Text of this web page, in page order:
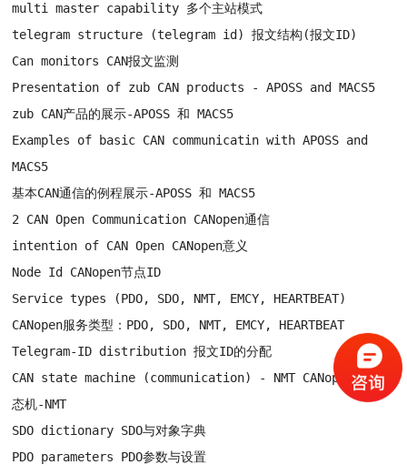
multi master capability 多个主站模式
telegram structure (telegram id) 报文结构(报文ID)
Can monitors CAN报文监测
Presentation of zub CAN products - APOSS and MACS5
zub CAN产品的展示-APOSS 和 MACS5
Examples of basic CAN communicatin with APOSS and
MACS5
基本CAN通信的例程展示-APOSS 和 MACS5
2 CAN Open Communication CANopen通信
intention of CAN Open CANopen意义
Node Id CANopen节点ID
Service types (PDO, SDO, NMT, EMCY, HEARTBEAT)
CANopen服务类型：PDO, SDO, NMT, EMCY, HEARTBEAT
Telegram-ID distribution 报文ID的分配
CAN state machine (communication) - NMT CANopen通信状
态机-NMT
SDO dictionary SDO与对象字典
PDO parameters PDO参数与设置